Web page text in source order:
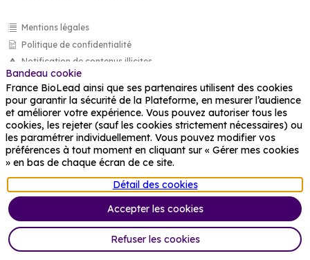
Mentions légales
Politique de confidentialité
Notification de contenus illicites
Gérer mes cookies
France BioLead Connect
> Espace membre
> Nous rejoindre
Bandeau cookie
France BioLead ainsi que ses partenaires utilisent des cookies
pour garantir la sécurité de la Plateforme, en mesurer l’audience
et améliorer votre expérience. Vous pouvez autoriser tous les
cookies, les rejeter (sauf les cookies strictement nécessaires) ou
les paramétrer individuellement. Vous pouvez modifier vos
préférences à tout moment en cliquant sur « Gérer mes cookies
» en bas de chaque écran de ce site.
Détail des cookies
Accepter les cookies
Refuser les cookies